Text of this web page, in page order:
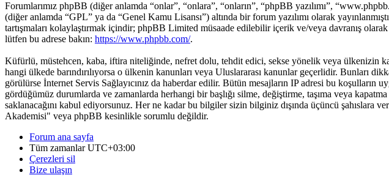
Forumlarımız phpBB (diğer anlamda “onlar”, “onlara”, “onların”, “phpBB yazılımı”,
(diğer anlamda “GPL” ya da “Genel Kamu Lisansı”) altında bir forum yazılımı olarak
tartışmaları kolaylaştırmak içindir; phpBB Limited müsaade edilebilir içerik ve/veya davranış
lütfen bu adrese bakın: https://www.phpbb.com/.
Küfürlü, müstehcen, kaba, iftira niteliğinde, nefret dolu, tehdit edici, sekse yönelik veya ülkenizin
hangi ülkede barındırılıyorsa o ülkenin kanunları veya Uluslararası kanunlar geçerlidir. Bunları
görülürse İnternet Servis Sağlayıcınız da haberdar edilir. Bütün mesajların IP adresi bu
gördüğümüz durumlarda ve zamanlarda herhangi bir başlığı silme, değiştirme, taşıma veya
saklanacağını kabul ediyorsunuz. Her ne kadar bu bilgiler sizin bilginiz dışında üçüncü şahıslara
Akademisi" veya phpBB kesinlikle sorumlu değildir.
Forum ana sayfa
Tüm zamanlarUTC+03:00
Çerezleri sil
Bize ulaşın